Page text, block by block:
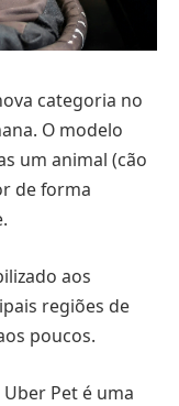
categoria no
O modelo
um animal (cão
de forma
aos
regiões de
poucos.
Pet é uma